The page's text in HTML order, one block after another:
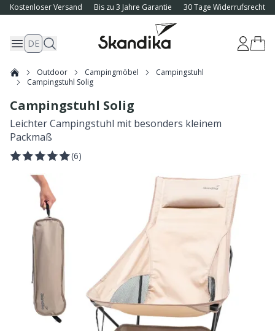
Kostenloser Versand Bis zu 3 Jahre Garantie 30 Tage Widerrufsrecht
DE
Outdoor Campingmöbel
Campingstuhl
Campingstuhl Solig
Campingstuhl Solig
Leichter Campingstuhl mit besonders kleinem
Packmaß
(6)